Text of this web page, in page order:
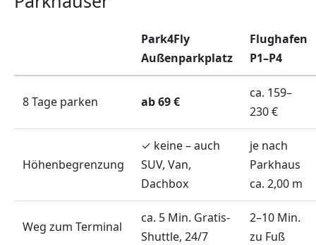
Park4Fly
Außenparkplatz
Flughafen
P1–P4
8 Tage parken ab 69 €
ca. 159–
230 €
Höhenbegrenzung
✓ keine – auch
SUV, Van,
Dachbox
je nach
Parkhaus
ca. 2,00 m
Weg zum Terminal
ca. 5 Min. Gratis-
Shuttle, 24/7
2–10 Min.
zu Fuß